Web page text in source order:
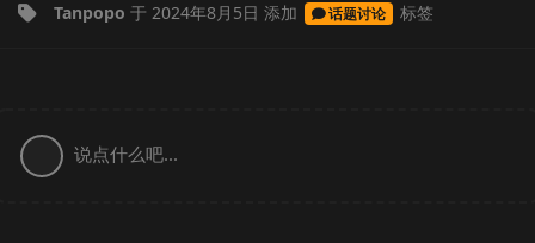
Tanpopo 于 2024年8月5日 添加 话题讨论 标签
说点什么吧...